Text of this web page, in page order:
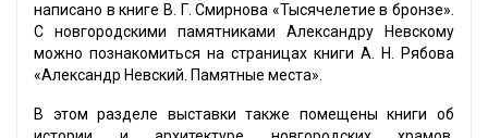
написано в книге В. Г. Смирнова «Тысячелетие в бронзе».
С новгородскими памятниками Александру Невскому
можно познакомиться на страницах книги А. Н. Рябова
«Александр Невский. Памятные места».
В этом разделе выставки также помещены книги об